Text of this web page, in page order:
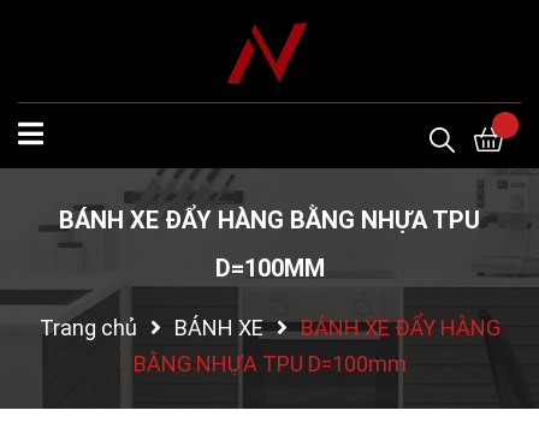
BÁNH XE ĐẨY HÀNG BẰNG NHỰA TPU
D=100MM
Trang chủ BÁNH XE
BÁNH XE ĐẨY HÀNG
BẰNG NHỰA TPU D=100mm